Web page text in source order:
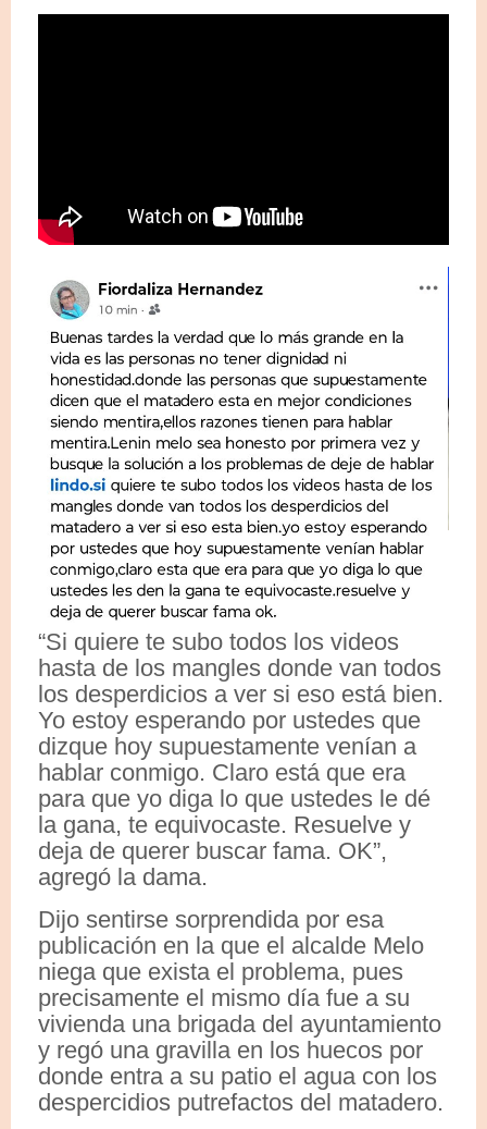
“Si quiere te subo todos los videos
hasta de los mangles donde van todos
los desperdicios a ver si eso está bien.
Yo estoy esperando por ustedes que
dizque hoy supuestamente venían a
hablar conmigo. Claro está que era
para que yo diga lo que ustedes le dé
la gana, te equivocaste. Resuelve y
deja de querer buscar fama. OK”,
agregó la dama.
Dijo sentirse sorprendida por esa
publicación en la que el alcalde Melo
niega que exista el problema, pues
precisamente el mismo día fue a su
vivienda una brigada del ayuntamiento
y regó una gravilla en los huecos por
donde entra a su patio el agua con los
despercidios putrefactos del matadero.